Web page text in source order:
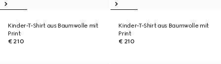
Kinder-T-Shirt aus Baumwolle mit
Print
€ 210
Kinder-T-Shirt aus Baumwolle mit
Print
€ 210